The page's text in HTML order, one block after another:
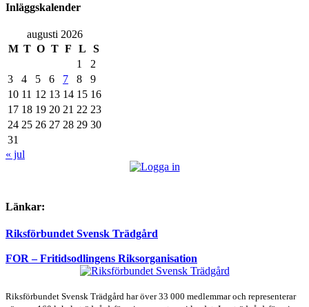
Inläggskalender
augusti 2026
M T O T F L
S
1
2
3
4 5 6 7 8
9
10 11 12 13 14 15 16
17 18 19 20 21 22 23
24 25 26 27 28 29 30
31
« jul
Länkar:
Riksförbundet Svensk Trädgård
FOR – Fritidsodlingens Riksorganisation
Riksförbundet Svensk Trädgård har över 33 000 medlemmar och representerar